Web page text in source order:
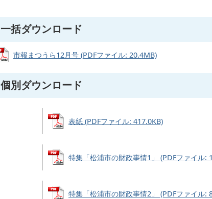
一括ダウンロード
市報まつうら12月号 (PDFファイル: 20.4MB)
個別ダウンロード
表紙 (PDFファイル: 417.0KB)
特集「松浦市の財政事情1」 (PDFファイル:
特集「松浦市の財政事情2」 (PDFファイル: